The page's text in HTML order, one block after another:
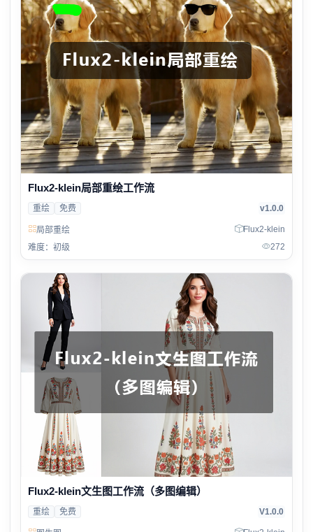
Flux2-klein局部重绘工作流
重绘 免费 v1.0.0
局部重绘
Flux2-klein
难度：初级
272
Flux2-klein文生图工作流（多图编辑）
重绘 免费 V1.0.0